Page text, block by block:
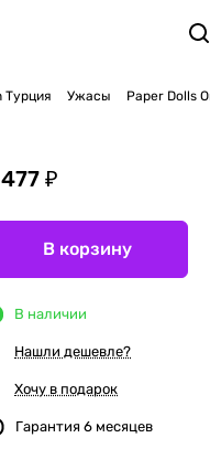
Турция Ужасы Paper Dolls
₽
В корзину
В наличии
Нашли дешевле?
Хочу в подарок
Гарантия 6 месяцев